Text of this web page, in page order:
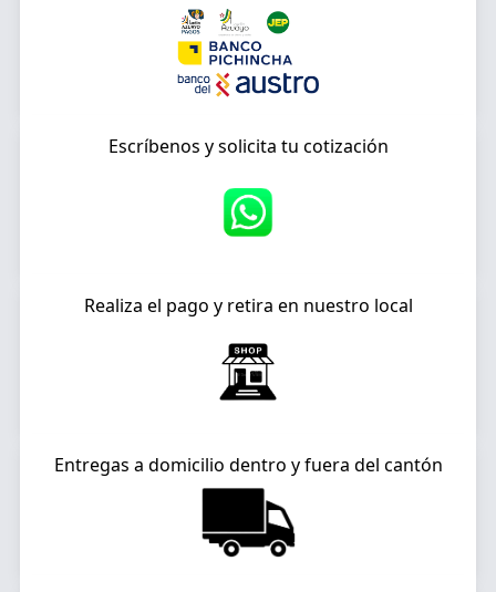
Escríbenos y solicita tu cotización
Realiza el pago y retira en nuestro local
Entregas a domicilio dentro y fuera del cantón